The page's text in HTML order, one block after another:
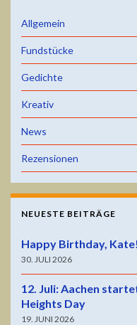
Allgemein
Fundstücke
Gedichte
Kreativ
News
Rezensionen
NEUESTE BEITRÄGE
Happy Birthday, Kate!
30. JULI 2026
12. Juli: Aachen
Heights Day
19. JUNI 2026